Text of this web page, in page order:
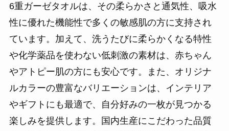
6重ガーゼタオルは、その柔らかさと通気性、吸水
性に優れた機能性で多くの敏感肌の方に支持され
ています。加えて、洗うたびに柔らかくなる特性
や化学薬品を使わない低刺激の素材は、赤ちゃん
やアトピー肌の方にも安心です。また、オリジナ
ルカラーの豊富なバリエーションは、インテリア
やギフトにも最適で、自分好みの一枚が見つかる
楽しみを提供します。国内生産にこだわった品質